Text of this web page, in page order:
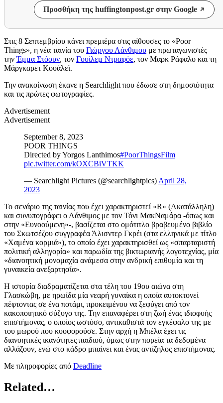
Προσθήκη της huffingtonpost.gr στην Google
Στις 8 Σεπτεμβρίου κάνει πρεμιέρα στις αίθουσες το «Poor
Things», η νέα ταινία του Γιώργου Λάνθιμου με πρωταγωνιστές
τηνΈμμα Στόουν, τον Γουίλεμ Ντραφόε, τον Μαρκ Ράφαλο και τη
Μάργκαρετ Κουάλεϊ.
Την ανακοίνωση έκανε η Searchlight που έδωσε στη δημοσιότητα
και τις πρώτες φωτογραφίες.
Advertisement
Advertisement
September 8, 2023
POOR THINGS
Directed by Yorgos Lanthimos#PoorThingsFilm
pic.twitter.com/kOXCBiVTKK
— Searchlight Pictures (@searchlightpics) April 28,
2023
Το σενάριο της ταινίας που έχει χαρακτηριστεί «R» (Ακατάλληλη)
και συνυπογράφει ο Λάνθιμος με τον Τόνι ΜακΝαμάρα -όπως και
στην «Ευνοούμενη»-, βασίζεται στο ομότιτλο βραβευμένο βιβλίο
του Σκωτσέζου συγγραφέα Άλισντερ Γκρέι (στα ελληνικά με τίτλο
«Χαμένα κορμιά»), το οποίο έχει χαρακτηρισθεί ως «σπαρταριστή
πολιτική αλληγορία» και παρωδία της βικτωριανής λογοτεχνίας, μία
«διανοητική μονομαχία ανάμεσα στην ανδρική επιθυμία και τη
γυναικεία ανεξαρτησία».
Η ιστορία διαδραματίζεται στα τέλη του 19ου αιώνα στη
Γλασκώβη, με ηρωίδα μία νεαρή γυναίκα η οποία αυτοκτονεί
πέφτοντας σε ένα ποτάμι, προκειμένου να ξεφύγει από τον
κακοποιητικό σύζυγο της. Την επαναφέρει στη ζωή ένας ιδιοφυής
επιστήμονας, ο οποίος ωστόσο, αντικαθιστά τον εγκέφαλο της με
του μωρού που κυοφορούσε. Στην αρχή η Μπέλα έχει τις
διανοητικές ικανότητες παιδιού, όμως στην πορεία τα δεδομένα
αλλάζουν, ενώ στο κάδρο μπαίνει και ένας αντίζηλος επιστήμονας.
Με πληροφορίες από Deadline
Related…